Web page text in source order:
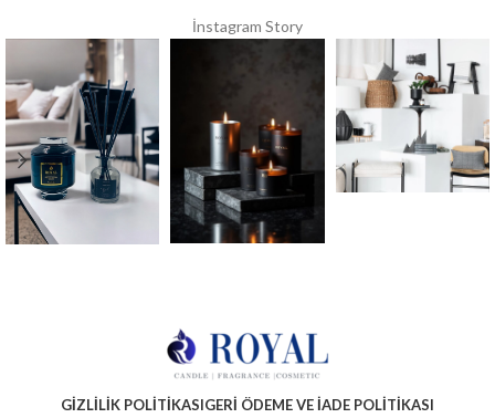
İnstagram Story
GIZLILIK POLITIKASIGERI ÖDEME VE İADE POLITIKASI